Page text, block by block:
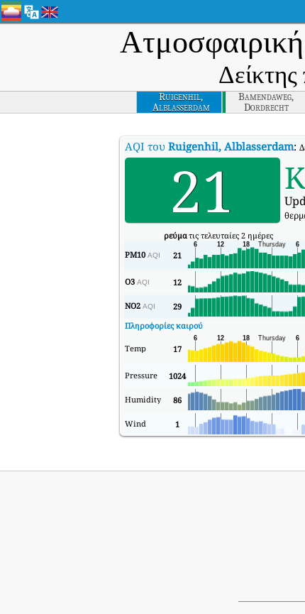
Ruigenhil,
Alblasserdam
Bamendaweg,
Dordrecht
AQI του Ruigenhil, Alblasserdam:
21
ρεύματις τελευταίες 2 ημέρες
PM10 AQI 21
O3 AQI 12
NO2 AQI 29
Πληροφορίες καιρού
Temp 17
Pressure 1024
Humidity 86
Wind 1